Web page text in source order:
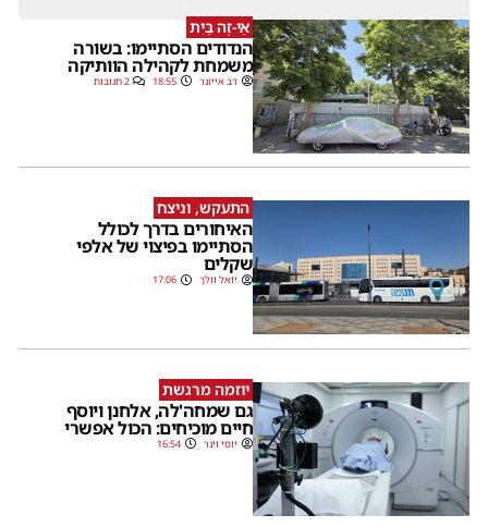
אֵי-זֶה בַּיִת
הנדודים הסתיימו: בשורה
משמחת לקהילה הוותיקה
דב אייזנר 18:55 2 תגובות
התעקש, וניצח
האיחורים בדרך לכולל
הסתיימו בפיצוי של אלפי
שקלים
יואל וולך 17:06
יוזמה מרגשת
גם שמחה'לה, אלחנן ויוסף
חיים מוכיחים: הכול אפשרי
יוסי וינר 16:54